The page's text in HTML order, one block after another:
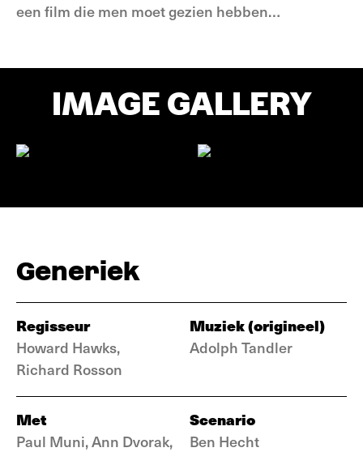
een film die men moet gezien hebben…
IMAGE GALLERY
Generiek
Regisseur
Howard Hawks,
Richard Rosson
Muziek (origineel)
Adolph Tandler
Met
Paul Muni, Ann Dvorak,
Scenario
Ben Hecht